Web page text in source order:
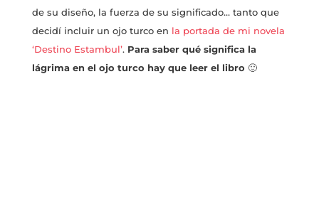
de su diseño, la fuerza de su significado… tanto que
decidí incluir un ojo turco en la portada de mi novela
‘Destino Estambul’. Para saber qué significa la
lágrima en el ojo turco hay que leer el libro 🙂